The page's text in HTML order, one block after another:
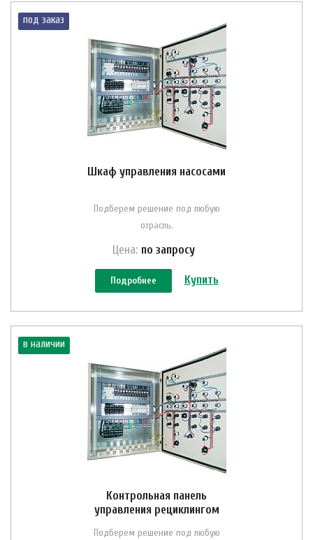
под заказ
Шкаф управления насосами
Подберем решение под любую
отрасль.
Цена: по запросу
Подробнее Купить
в наличии
Контрольная панель
управления рециклингом
Подберем решение под любую